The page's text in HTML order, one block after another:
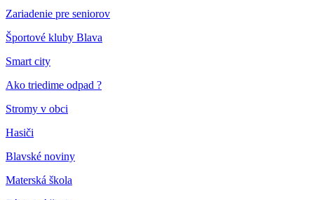
Zariadenie pre seniorov
Športové kluby Blava
Smart city
Ako triedime odpad ?
Stromy v obci
Hasiči
Blavské noviny
Materská škola